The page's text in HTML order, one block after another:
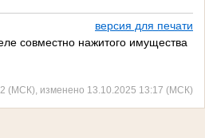
версия для печати
совместно нажитого имущества
(МСК), изменено 13.10.2025 13:17 (МСК)